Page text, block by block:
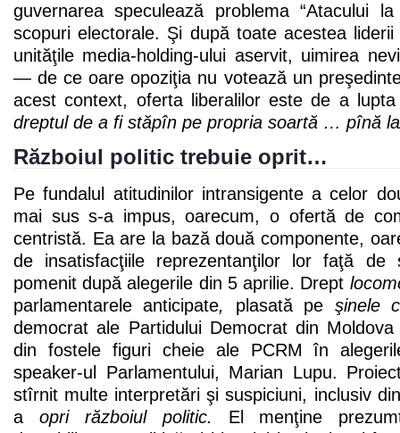
guvernarea speculează problema “Atacului
scopuri electorale. Şi după toate acestea
unităţile media-holding-ului aservit, uimirea
— de ce oare opoziţia nu votează un
acest context, oferta liberalilor este de a
dreptul de a fi stăpîn pe propria soartă … pînă
Războiul politic trebuie oprit…
Pe fundalul atitudinilor intransigente a celor
mai sus s-a impus, oarecum, o ofertă de
centristă. Ea are la bază două componente,
de insatisfacţiile reprezentanţilor lor faţă
pomenit după alegerile din 5 aprilie. Drept
parlamentarele anticipate, plasată pe şinele
democrat ale Partidului Democrat din
din fostele figuri cheie ale PCRM în
speaker-ul Parlamentului, Marian Lupu.
stîrnit multe interpretări şi suspiciuni, inclusiv
a opri războiul politic.
El menţine